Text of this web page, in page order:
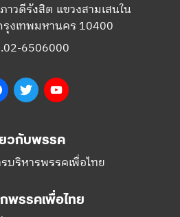
าวดีรังสิต แขวงสามเสนใน
งเทพมหานคร 10400
6506000
FacebookTwitter
ยวกับพรรค
บริหารพรรคเพื่อไทย
พรรคเพื่อไทย